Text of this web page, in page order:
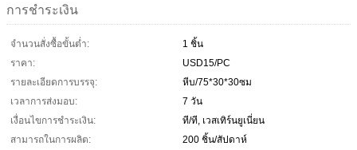
การชำระเงิน
จำนวนสั่งซื้อขั้นต่ำ:
1 ชิ้น
ราคา:
USD15/PC
รายละเอียดการบรรจุ:
หีบ/75*30*30ซม
เวลาการส่งมอบ:
7 วัน
เงื่อนไขการชำระเงิน:
ที/ที, เวสเทิร์นยูเนี่ยน
สามารถในการผลิต:
200 ชิ้น/สัปดาห์